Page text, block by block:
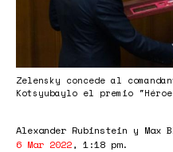
Zelensky concede al
Kotsyubaylo el premio
Alexander Rubinstein y Max
6 Mar 2022, 1:18 pm.